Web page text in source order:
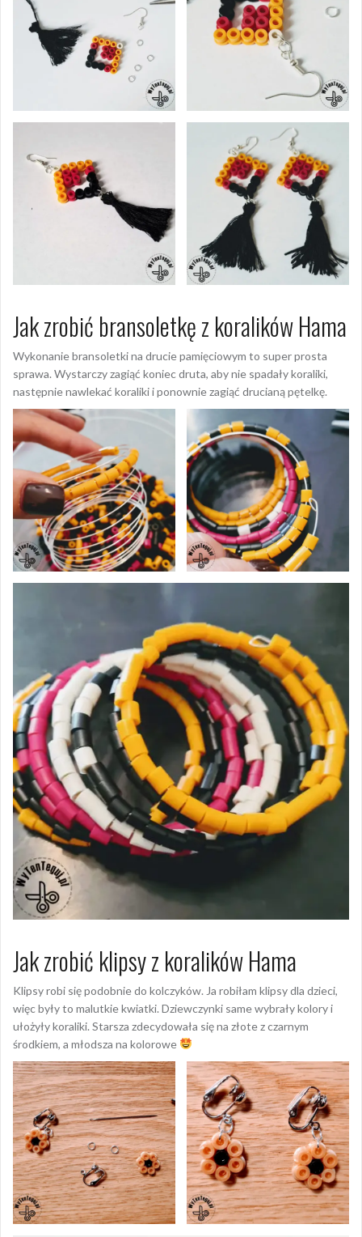
Jak zrobić bransoletkę z koralików Hama
Wykonanie bransoletki na drucie pamięciowym to super prosta
sprawa. Wystarczy zagiąć koniec druta, aby nie spadały koraliki,
następnie nawlekać koraliki i ponownie zagiąć drucianą pętelkę.
Jak zrobić klipsy z koralików Hama
Klipsy robi się podobnie do kolczyków. Ja robiłam klipsy dla dzieci,
więc były to malutkie kwiatki. Dziewczynki same wybrały kolory i
ułożyły koraliki. Starsza zdecydowała się na złote z czarnym
środkiem, a młodsza na kolorowe